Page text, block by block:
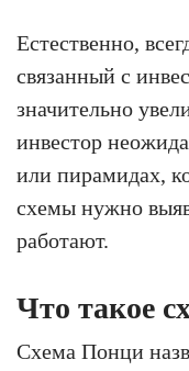
Естественно,
связанный с
значительно
инвестор
или пирамидах,
схемы нужно
работают.
Что такое
Схема Понци